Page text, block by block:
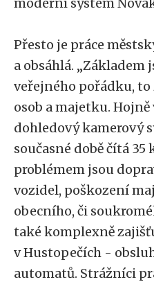
Přesto je práce
a obsáhlá.
veřejného pořádku,
osob a majetku.
dohledový kamerový
současné době čítá 35
problémem jsou
vozidel, poškození
obecního, či
také komplexně
v Hustopečích -
automatů. Strážníci